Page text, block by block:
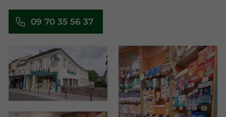
09 70 35 56 37